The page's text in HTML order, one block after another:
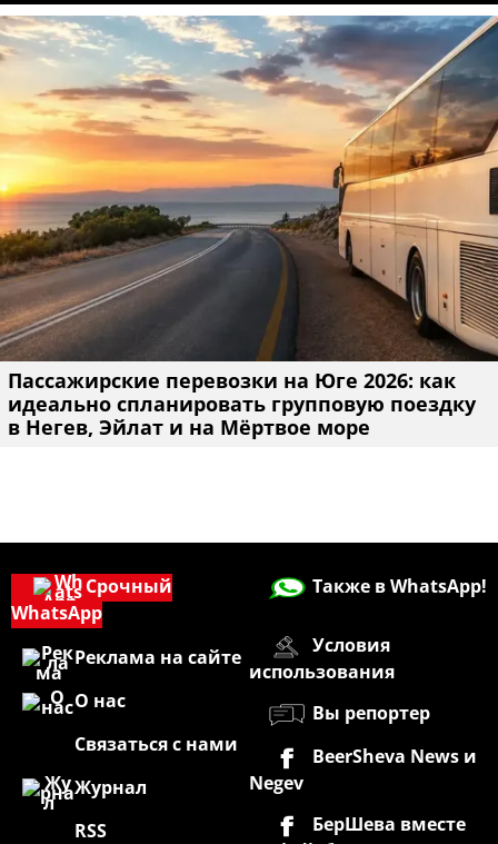
Пассажирские перевозки на Юге 2026: как
идеально спланировать групповую поездку
в Негев, Эйлат и на Мёртвое море
Также в WhatsApp!
Условия
использования
Вы репортер
BeerSheva News и
Negev
БерШева вместе
Срочный
WhatsApp
Реклама на сайте
О нас
Связаться с нами
Журнал
RSS